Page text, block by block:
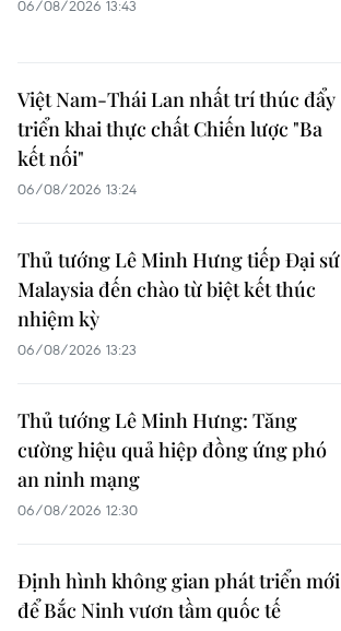
06/08/2026 13:43
Việt Nam-Thái Lan nhất trí thúc đẩy
triển khai thực chất Chiến lược "Ba
kết nối"
06/08/2026 13:24
Thủ tướng Lê Minh Hưng tiếp Đại sứ
Malaysia đến chào từ biệt kết thúc
nhiệm kỳ
06/08/2026 13:23
Thủ tướng Lê Minh Hưng: Tăng
cường hiệu quả hiệp đồng ứng phó
an ninh mạng
06/08/2026 12:30
Định hình không gian phát triển mới
để Bắc Ninh vươn tầm quốc tế